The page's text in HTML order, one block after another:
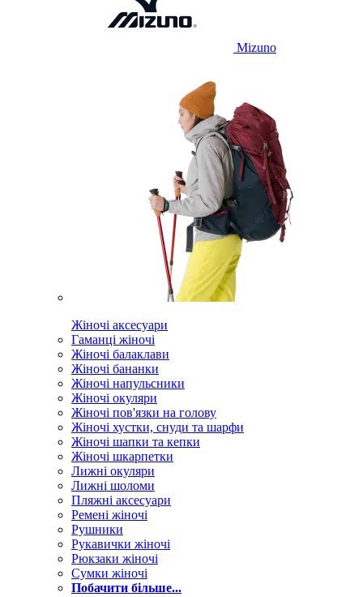
Mizuno
Жіночі аксесуари
Гаманці жіночі
Жіночі балаклави
Жіночі бананки
Жіночі напульсники
Жіночі окуляри
Жіночі пов'язки на голову
Жіночі хустки, снуди та шарфи
Жіночі шапки та кепки
Жіночі шкарпетки
Лижні окуляри
Лижні шоломи
Пляжні аксесуари
Ремені жіночі
Рушники
Рукавички жіночі
Рюкзаки жіночі
Сумки жіночі
Побачити більше...